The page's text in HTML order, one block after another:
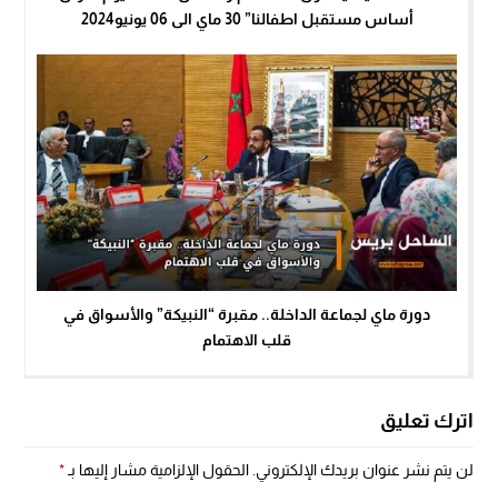
أساس مستقبل اطفالنا” 30 ماي الى 06 يونيو2024
دورة ماي لجماعة الداخلة.. مقبرة “النبيكة” والأسواق في
قلب الاهتمام
اترك تعليق
لن يتم نشر عنوان بريدك الإلكتروني. الحقول الإلزامية مشار إليها بـ*